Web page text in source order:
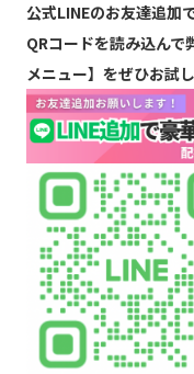
公式LINEのお友達追加
QRコードを読み込ん
メニュー】をぜひお試